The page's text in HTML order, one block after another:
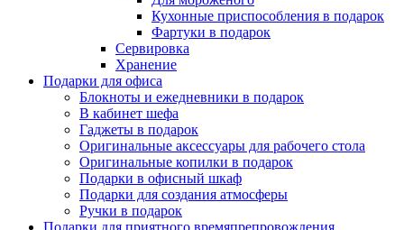
Кухонные приспособления в подарок
Фартуки в подарок
Сервировка
Хранение
Подарки для офиса
Блокноты и ежедневники в подарок
В кабинет шефа
Гаджеты в подарок
Оригинальные аксессуары для рабочего стола
Оригинальные копилки в подарок
Подарки в офисный шкаф
Подарки для создания атмосферы
Ручки в подарок
Подарки для приятного времяпрепровождения